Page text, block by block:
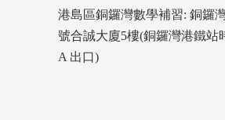
港島區銅鑼灣數學補習: 銅鑼
號合誠大廈5樓(銅鑼灣港鐵站
A 出口)